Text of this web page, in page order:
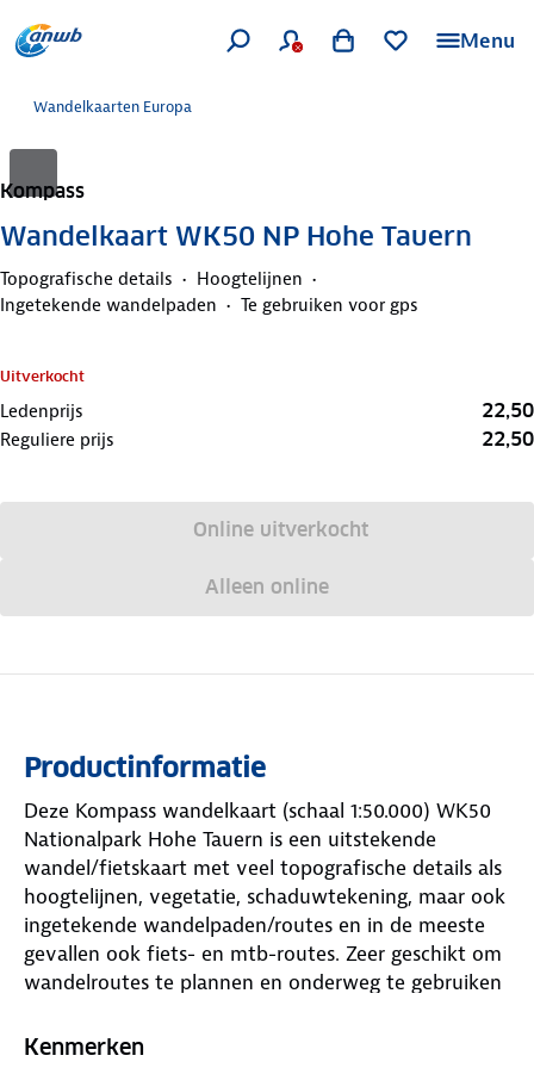
Menu
Wandelkaarten Europa
Kompass
Wandelkaart WK50 NP Hohe Tauern
Topografische details
Hoogtelijnen
Ingetekende wandelpaden
Te gebruiken voor gps
Uitverkocht
Ledenprijs 22,50
Reguliere prijs 22,50
Online uitverkocht
Alleen online
Productinformatie
Deze Kompass wandelkaart (schaal 1:50.000) WK50
Nationalpark Hohe Tauern is een uitstekende
wandel/fietskaart met veel topografische details als
hoogtelijnen, vegetatie, schaduwtekening, maar ook
ingetekende wandelpaden/routes en in de meeste
gevallen ook fiets- en mtb-routes. Zeer geschikt om
wandelroutes te plannen en onderweg te gebruiken
veel ingetekende routes waaronder lange-
Kenmerken